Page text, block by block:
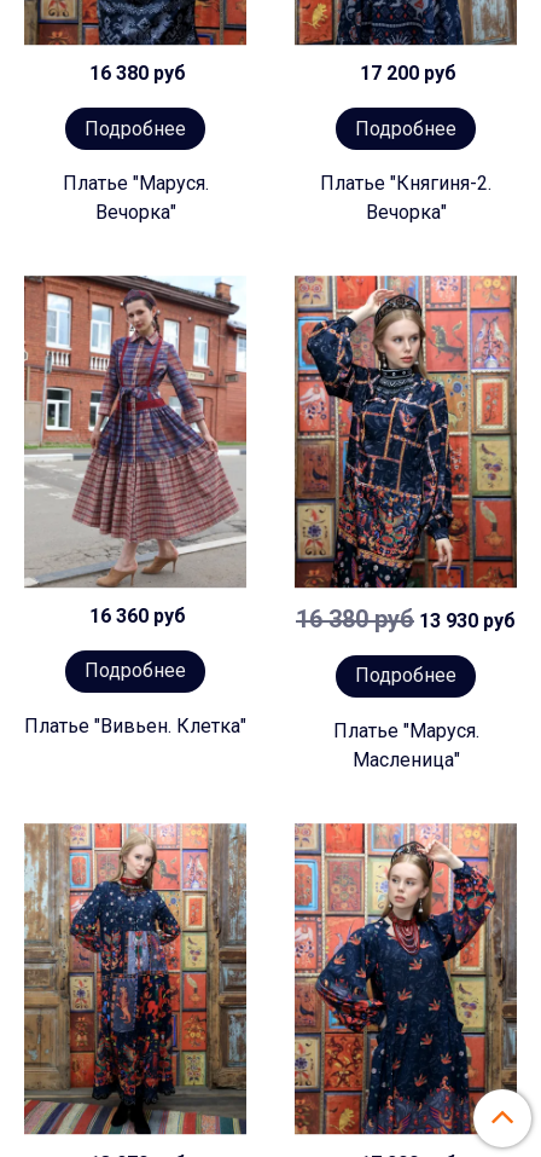
16 380 руб
Подробнее
Платье "Маруся.
Вечорка"
17 200 руб
Подробнее
Платье "Княгиня-2.
Вечорка"
16 360 руб
Подробнее
Платье "Вивьен. Клетка"
16 380 руб 13 930 руб
Подробнее
Платье "Маруся.
Масленица"